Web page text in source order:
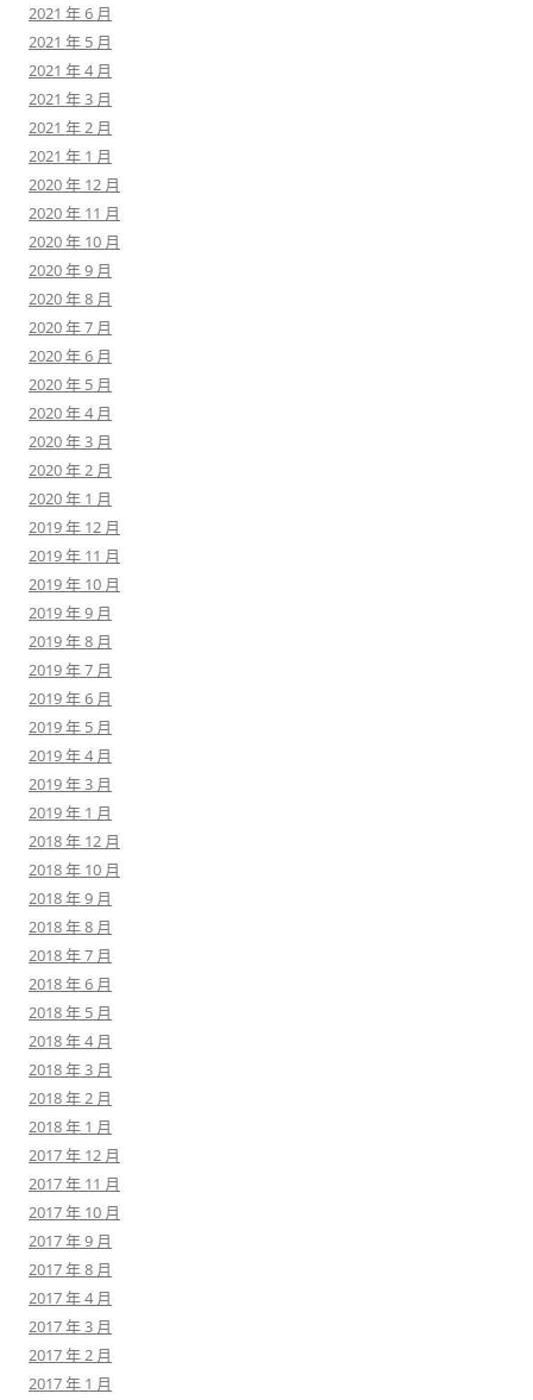
2021 年 6 月
2021 年 5 月
2021 年 4 月
2021 年 3 月
2021 年 2 月
2021 年 1 月
2020 年 12 月
2020 年 11 月
2020 年 10 月
2020 年 9 月
2020 年 8 月
2020 年 7 月
2020 年 6 月
2020 年 5 月
2020 年 4 月
2020 年 3 月
2020 年 2 月
2020 年 1 月
2019 年 12 月
2019 年 11 月
2019 年 10 月
2019 年 9 月
2019 年 8 月
2019 年 7 月
2019 年 6 月
2019 年 5 月
2019 年 4 月
2019 年 3 月
2019 年 1 月
2018 年 12 月
2018 年 10 月
2018 年 9 月
2018 年 8 月
2018 年 7 月
2018 年 6 月
2018 年 5 月
2018 年 4 月
2018 年 3 月
2018 年 2 月
2018 年 1 月
2017 年 12 月
2017 年 11 月
2017 年 10 月
2017 年 9 月
2017 年 8 月
2017 年 4 月
2017 年 3 月
2017 年 2 月
2017 年 1 月